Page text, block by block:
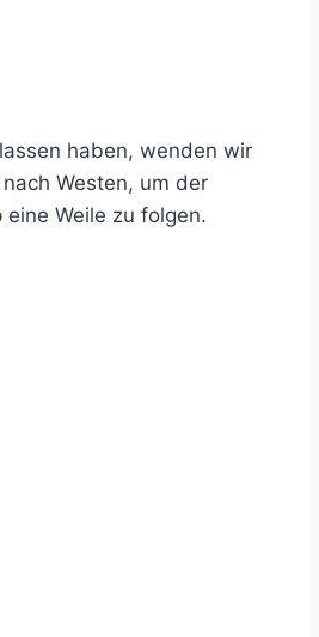
haben, wenden wir
Westen, um der
Weile zu folgen.